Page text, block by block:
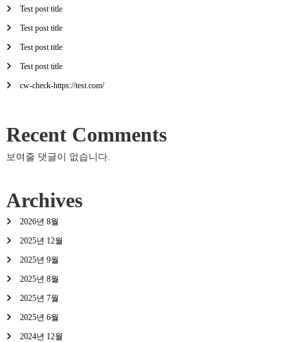
Test post title
Test post title
Test post title
Test post title
cw-check-https://test.com/
Recent Comments
보여줄 댓글이 없습니다.
Archives
2026년 8월
2025년 12월
2025년 9월
2025년 8월
2025년 7월
2025년 6월
2024년 12월